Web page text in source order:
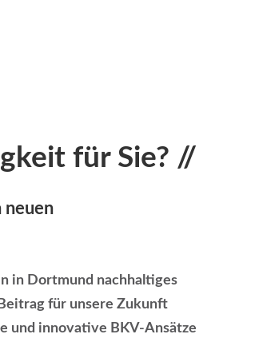
für Sie? //
neuen
in Dortmund nachhaltiges
für unsere Zukunft
und innovative BKV-Ansätze